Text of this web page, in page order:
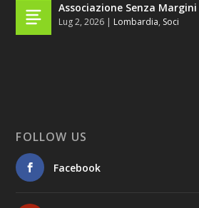
Associazione Senza Margini
Lug 2, 2026 | Lombardia, Soci
FOLLOW US
Facebook